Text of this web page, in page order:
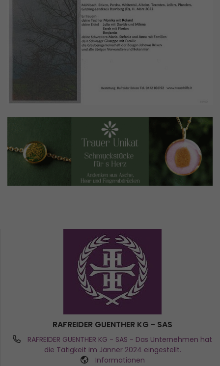
RAFREIDER GUENTHER KG - SAS
RAFREIDER GUENTHER KG - SAS - Das Unternehmen hat
die Tätigkeit im Jänner 2024 eingestellt.
Informationen